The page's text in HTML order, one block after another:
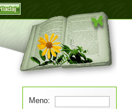
Meno: